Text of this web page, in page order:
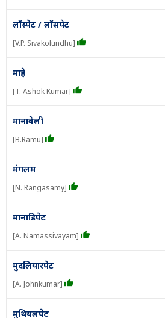
लॉस्पेट / लॉसपेट
[V.P. Sivakolundhu]
माहे
[T. Ashok Kumar]
मानावेली
[B.Ramu]
मंगलम
[N. Rangasamy]
मानाडिपेट
[A. Namassivayam]
मुदलियारपेट
[A. Johnkumar]
मुथियलपेट